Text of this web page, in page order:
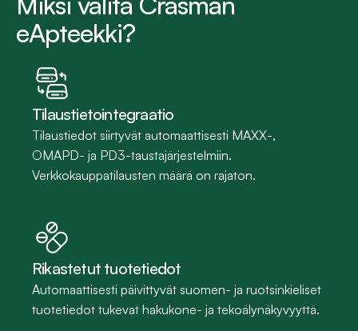
eApteekki?
Tilaustietointegraatio
Tilaustiedot siirtyvät automaattisesti MAXX-,
OMAPD- ja PD3-taustajärjestelmiin.
Verkkokauppatilausten määrä on rajaton.
Rikastetut tuotetiedot
Automaattisesti päivittyvät suomen- ja ruotsinkieliset
tuotetiedot tukevat hakukone- ja tekoälynäkyvyyttä.